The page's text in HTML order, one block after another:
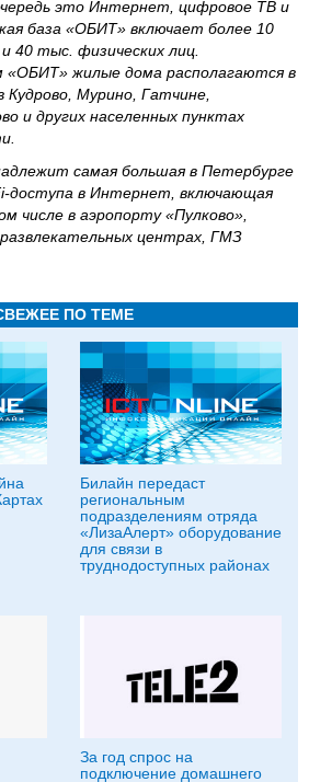
это Интернет, цифровое ТВ и
база «ОБИТ» включает более 10
40 тыс. физических лиц.
«ОБИТ» жилые дома располагаются в
Мурино, Гатчине,
и других населенных пунктах
самая большая в Петербурге
доступа в Интернет, включающая
числе в аэропорту «Пулково»,
центрах, ГМЗ
ПО ТЕМЕ
Билайн передаст
региональным
подразделениям отряда
«ЛизаАлерт» оборудование
для связи в
труднодоступных районах
За год спрос на
подключение домашнего